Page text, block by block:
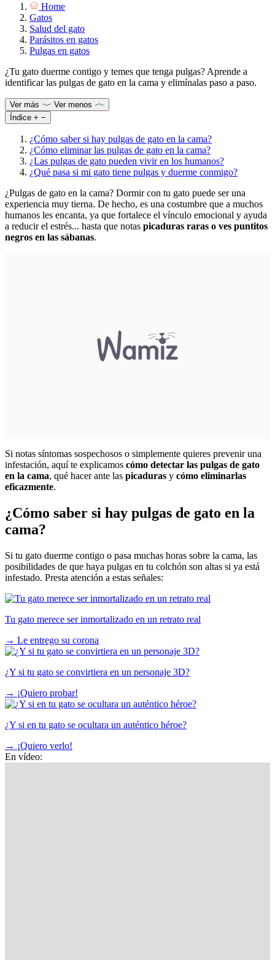
Home
Gatos
Salud del gato
Parásitos en gatos
Pulgas en gatos
¿Tu gato duerme contigo y temes que tenga pulgas? Aprende a
identificar las pulgas de gato en la cama y elimínalas paso a paso.
Ver más
Ver menos
Índice + −
¿Cómo saber si hay pulgas de gato en la cama?
¿Cómo eliminar las pulgas de gato en la cama?
¿Las pulgas de gato pueden vivir en los humanos?
¿Qué pasa si mi gato tiene pulgas y duerme conmigo?
¿Pulgas de gato en la cama​? Dormir con tu gato puede ser una
experiencia muy tierna. De hecho, es una costumbre que a muchos
humanos les encanta, ya que fortalece el vínculo emocional y ayuda
a reducir el estrés... hasta que notas picaduras raras o ves puntitos
negros en las sábanas.
Si notas síntomas sospechosos o simplemente quieres prevenir una
infestación, aquí te explicamos cómo detectar las pulgas de gato
en la cama, qué hacer ante las picaduras y cómo eliminarlas
eficazmente.
¿Cómo saber si hay pulgas de gato en la
cama?
Si tu gato duerme contigo o pasa muchas horas sobre la cama, las
posibilidades de que haya pulgas en tu colchón son altas si ya está
infestado. Presta atención a estas señales:
Tu gato merece ser inmortalizado en un retrato real
→ Le entrego su corona
¿Y si tu gato se convirtiera en un personaje 3D?
→ ¡Quiero probar!
¿Y si en tu gato se ocultara un auténtico héroe?
→ ¡Quiero verlo!
En vídeo: